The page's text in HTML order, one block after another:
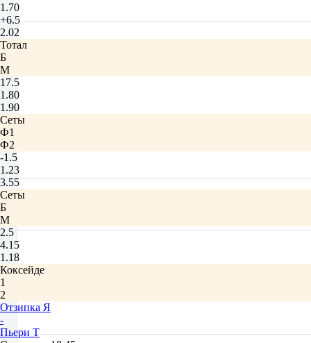
1.70
+6.5
2.02
Тотал
Б
М
17.5
1.80
1.90
Сеты
Ф1
Ф2
-1.5
1.23
3.55
Сеты
Б
М
2.5
4.15
1.18
Коксейде
1
2
Отзипка Я
-
Пьери Т